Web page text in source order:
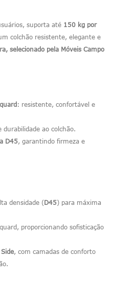
suporta até 150 kg por
colchão resistente, elegante e
selecionado pela Móveis Campo
: resistente, confortável e
durabilidade ao colchão.
D45, garantindo firmeza e
densidade (D45) para máxima
proporcionando sofisticação
, com camadas de conforto